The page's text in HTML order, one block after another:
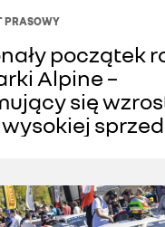
PRASOWY
początek
Alpine –
się